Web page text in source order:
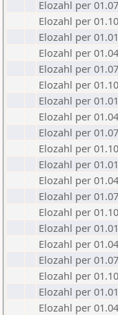
Elozahl per
Elozahl per
Elozahl per
Elozahl per
Elozahl per
Elozahl per
Elozahl per
Elozahl per
Elozahl per
Elozahl per
Elozahl per
Elozahl per
Elozahl per
Elozahl per
Elozahl per
Elozahl per
Elozahl per
Elozahl per
Elozahl per
Elozahl per